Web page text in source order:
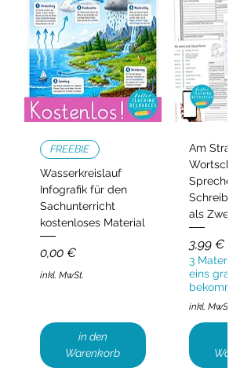
FREEBIE
Wasserkreislauf
Infografik für den
Sachunterricht
kostenloses Material
Preis
0,00 €
inkl. MwSt.
in den
Warenkorb
Am Strand –
Wortschatz,
Sprechen
Schreiben |
als
Preis
3,99 €
3
eins gratis
bekommen!
inkl. MwSt.